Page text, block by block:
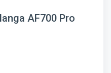
AF700 Pro